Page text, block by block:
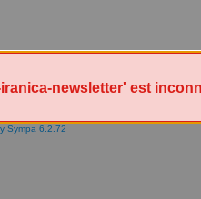
Sympa 6.2.72
newsletter' est